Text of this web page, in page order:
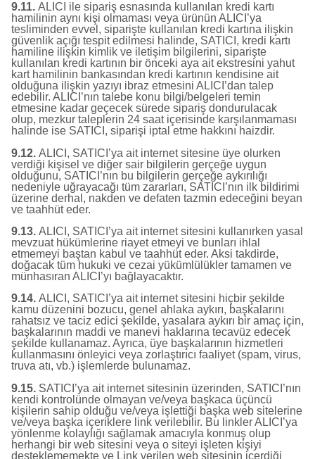
9.11. ALICI ile sipariş esnasında kullanılan kredi kartı
hamilinin aynı kişi olmaması veya ürünün ALICI’ya
tesliminden evvel, siparişte kullanılan kredi kartına ilişkin
güvenlik açığı tespit edilmesi halinde, SATICI, kredi kartı
hamiline ilişkin kimlik ve iletişim bilgilerini, siparişte
kullanılan kredi kartının bir önceki aya ait ekstresini yahut
kart hamilinin bankasından kredi kartının kendisine ait
olduğuna ilişkin yazıyı ibraz etmesini ALICI’dan talep
edebilir. ALICI’nın talebe konu bilgi/belgeleri temin
etmesine kadar geçecek sürede sipariş dondurulacak
olup, mezkur taleplerin 24 saat içerisinde karşılanmaması
halinde ise SATICI, siparişi iptal etme hakkını haizdir.
9.12. ALICI, SATICI’ya ait internet sitesine üye olurken
verdiği kişisel ve diğer sair bilgilerin gerçeğe uygun
olduğunu, SATICI’nın bu bilgilerin gerçeğe aykırılığı
nedeniyle uğrayacağı tüm zararları, SATICI’nın ilk bildirimi
üzerine derhal, nakden ve defaten tazmin edeceğini beyan
ve taahhüt eder.
9.13. ALICI, SATICI’ya ait internet sitesini kullanırken yasal
mevzuat hükümlerine riayet etmeyi ve bunları ihlal
etmemeyi baştan kabul ve taahhüt eder. Aksi takdirde,
doğacak tüm hukuki ve cezai yükümlülükler tamamen ve
münhasıran ALICI’yı bağlayacaktır.
9.14. ALICI, SATICI’ya ait internet sitesini hiçbir şekilde
kamu düzenini bozucu, genel ahlaka aykırı, başkalarını
rahatsız ve taciz edici şekilde, yasalara aykırı bir amaç için,
başkalarının maddi ve manevi haklarına tecavüz edecek
şekilde kullanamaz. Ayrıca, üye başkalarının hizmetleri
kullanmasını önleyici veya zorlaştırıcı faaliyet (spam, virus,
truva atı, vb.) işlemlerde bulunamaz.
9.15. SATICI’ya ait internet sitesinin üzerinden, SATICI’nın
kendi kontrolünde olmayan ve/veya başkaca üçüncü
kişilerin sahip olduğu ve/veya işlettiği başka web sitelerine
ve/veya başka içeriklere link verilebilir. Bu linkler ALICI’ya
yönlenme kolaylığı sağlamak amacıyla konmuş olup
herhangi bir web sitesini veya o siteyi işleten kişiyi
desteklememekte ve Link verilen web sitesinin içerdiği